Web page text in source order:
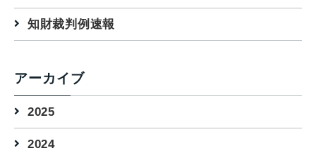
知財裁判例速報
アーカイブ
2025
2024